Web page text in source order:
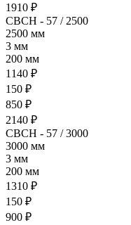
1910 ₽
СВСН - 57 / 2500
2500 мм
3 мм
200 мм
1140 ₽
150 ₽
850 ₽
2140 ₽
СВСН - 57 / 3000
3000 мм
3 мм
200 мм
1310 ₽
150 ₽
900 ₽